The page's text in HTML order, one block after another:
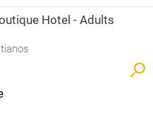
Hotel - Adults